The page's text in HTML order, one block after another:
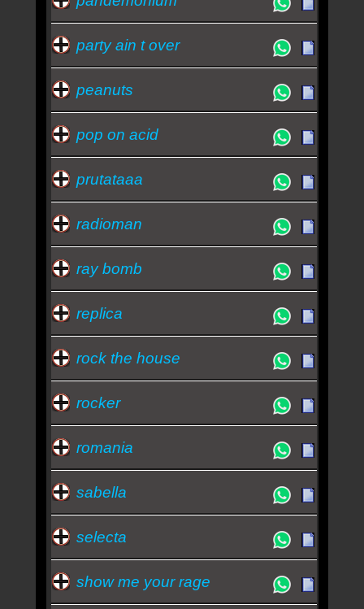
party ain t over
peanuts
pop on acid
prutataaa
radioman
ray bomb
replica
rock the house
rocker
romania
sabella
selecta
show me your rage